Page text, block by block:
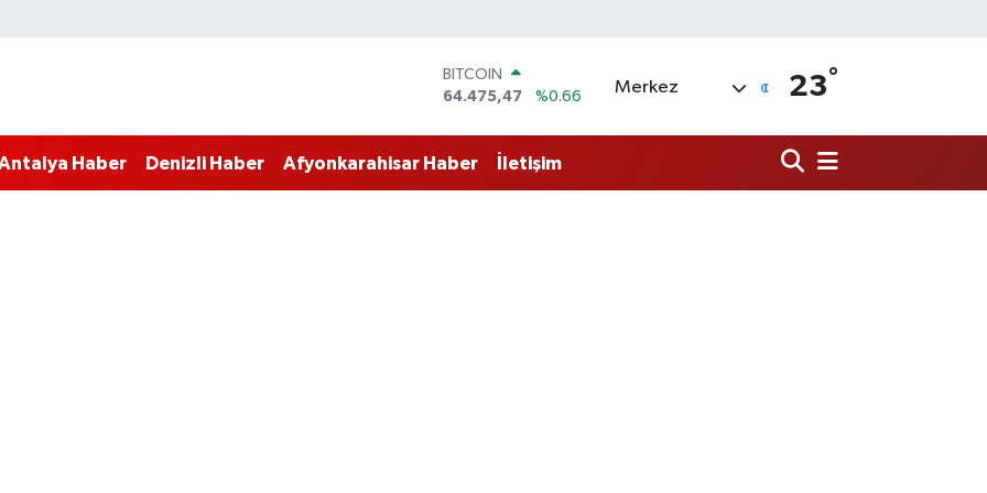
DOLAR
47,5971
%0.05
STERLİN
Merkez 23°
Haber Denizli Haber Afyonkarahisar Haber İletişim